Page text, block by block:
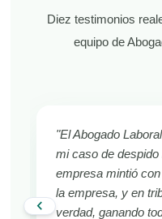
Diez testimonios
equipo de
chevron_left
"El Abogado
mi caso de
empresa mintió
la empresa, y en
verdad, ganando